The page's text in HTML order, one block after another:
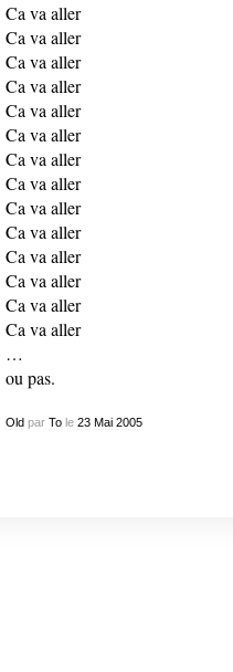
Ca va aller
Ca va aller
Ca va aller
Ca va aller
Ca va aller
Ca va aller
Ca va aller
Ca va aller
Ca va aller
Ca va aller
Ca va aller
Ca va aller
Ca va aller
Ca va aller
…
ou pas.
Oldpar Tole 23 Mai 2005